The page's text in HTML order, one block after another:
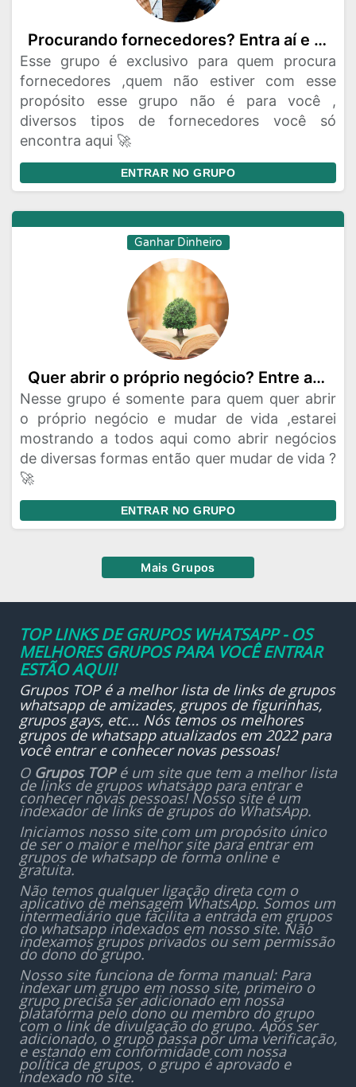
Procurando fornecedores? Entra aí e aproveite
Esse grupo é exclusivo para quem procura
fornecedores ,quem não estiver com esse
propósito esse grupo não é para você ,
diversos tipos de fornecedores você só
encontra aqui 🚀
ENTRAR NO GRUPO
Ganhar Dinheiro
Quer abrir o próprio negócio? Entre aqui e mude de vida
Nesse grupo é somente para quem quer abrir
o próprio negócio e mudar de vida ,estarei
mostrando a todos aqui como abrir negócios
de diversas formas então quer mudar de vida ?
🚀
ENTRAR NO GRUPO
Mais Grupos
TOP LINKS DE GRUPOS WHATSAPP - OS
MELHORES GRUPOS PARA VOCÊ ENTRAR
ESTÃO AQUI!
Grupos TOP é a melhor lista de links de grupos
whatsapp de amizades, grupos de figurinhas,
grupos gays, etc... Nós temos os melhores
grupos de whatsapp atualizados em 2022 para
você entrar e conhecer novas pessoas!
O Grupos TOPé um site que tem a melhor lista
de links de grupos whatsapp para entrar e
conhecer novas pessoas! Nosso site é um
indexador de links de grupos do WhatsApp.
Iniciamos nosso site com um propósito único
de ser o maior e melhor site para entrar em
grupos de whatsapp de forma online e
gratuita.
Não temos qualquer ligação direta com o
aplicativo de mensagem WhatsApp. Somos um
intermediário que facilita a entrada em grupos
do whatsapp indexados em nosso site. Não
indexamos grupos privados ou sem permissão
do dono do grupo.
Nosso site funciona de forma manual: Para
indexar um grupo em nosso site, primeiro o
grupo precisa ser adicionado em nossa
plataforma pelo dono ou membro do grupo
com o link de divulgação do grupo. Após ser
adicionado, o grupo passa por uma verificação,
e estando em conformidade com nossa
política de grupos, o grupo é aprovado e
indexado no site.